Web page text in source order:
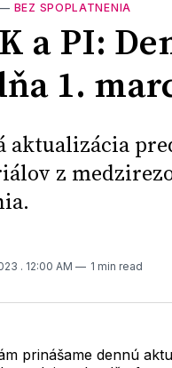
BEZ SPOPLATNENIA
a PI:
1.
aktualizácia
z
. 12:00 AM 1 min read
prinášame dennú